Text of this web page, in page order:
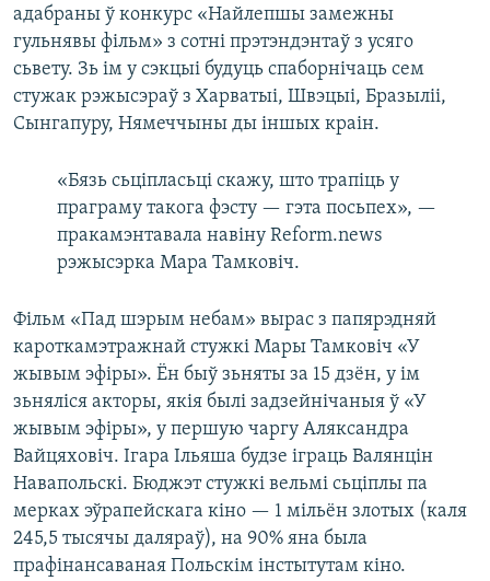
адабраны ў конкурс «Найлепшы замежны
гульнявы фільм» з сотні прэтэндэнтаў з усяго
сьвету. Зь ім у сэкцыі будуць спаборнічаць сем
стужак рэжысэраў з Харватыі, Швэцыі, Бразыліі,
Сынгапуру, Нямеччыны ды іншых краін.
«Бязь сьціпласьці скажу, што трапіць у
праграму такога фэсту — гэта посьпех», —
пракамэнтавала навіну Reform.news
рэжысэрка Мара Тамковіч.
Фільм «Пад шэрым небам» вырас з папярэдняй
кароткамэтражнай стужкі Мары Тамковіч «У
жывым эфіры». Ён быў зьняты за 15 дзён, у ім
зьняліся акторы, якія былі задзейнічаныя ў «У
жывым эфіры», у першую чаргу Аляксандра
Вайцяховіч. Ігара Ільяша будзе іграць Валянцін
Навапольскі. Бюджэт стужкі вельмі сьціплы па
мерках эўрапейскага кіно — 1 мільён злотых (каля
245,5 тысячы даляраў), на 90% яна была
прафінансаваная Польскім інстытутам кіно.